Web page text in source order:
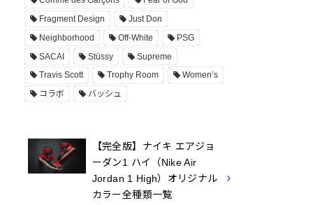
Fragment Design
Just Don
Neighborhood
Off-White
PSG
SACAI
Stüssy
Supreme
Travis Scott
Trophy Room
Women’s
コラボ
バッシュ
【完全版】ナイキ エアジョ
ーダン1 ハイ（Nike Air
Jordan 1 High）オリジナル
カラー全種類一覧